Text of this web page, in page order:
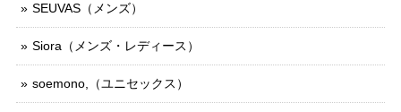
SEUVAS（メンズ）
Siora（メンズ・レディース）
soemono,（ユニセックス）